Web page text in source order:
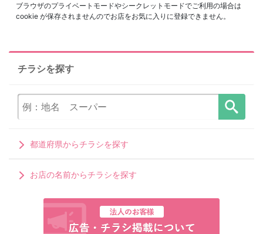
ブラウザのプライベートモードやシークレットモードでご利用の場合は
cookie が保存されませんのでお店をお気に入りに登録できません。
チラシを探す
都道府県からチラシを探す
お店の名前からチラシを探す